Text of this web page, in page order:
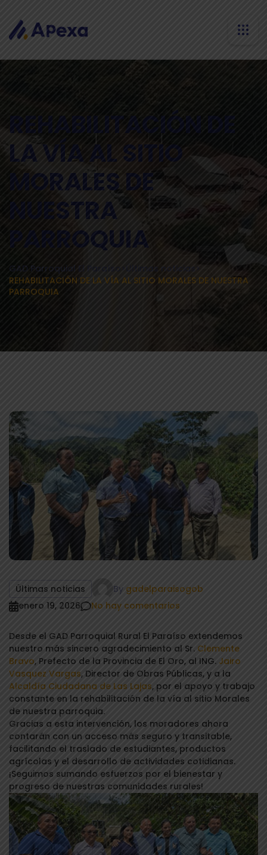
REHABILITACIÓN DE
LA VÍA AL SITIO
MORALES DE
NUESTRA
PARROQUIA
GAD Parroquial El Paraíso Últimas noticias
REHABILITACIÓN DE LA VÍA AL SITIO MORALES DE NUESTRA
PARROQUIA
Últimas noticias By gadelparaisogob
enero 19, 2026
No hay comentarios
Desde el GAD Parroquial Rural El Paraíso extendemos
nuestro más sincero agradecimiento al Sr. Clemente
Bravo, Prefecto de la Provincia de El Oro, al ING. Jairo
Vasquez Vargas, Director de Obras Públicas, y a la
Alcaldía Ciudadana de Las Lajas, por el apoyo y trabajo
constante en la rehabilitación de la vía al sitio Morales
de nuestra parroquia.
Gracias a esta intervención, los moradores ahora
contarán con un acceso más seguro y transitable,
facilitando el traslado de estudiantes, productos
agrícolas y el desarrollo de actividades cotidianas.
¡Seguimos sumando esfuerzos por el bienestar y
progreso de nuestras comunidades rurales!